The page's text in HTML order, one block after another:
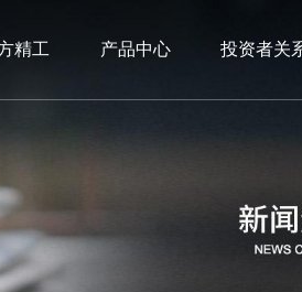
精工 产品中心
部件的制造和研发，在汽车、摩托车以
和单向滑轮总成，其系列产品已为多
投资者关
部件的制造和研发，在汽车、摩托车以
和单向滑轮总成，其系列产品已为多
部件的制造和研发，在汽车、摩托车以
和单向滑轮总成，其系列产品已为多